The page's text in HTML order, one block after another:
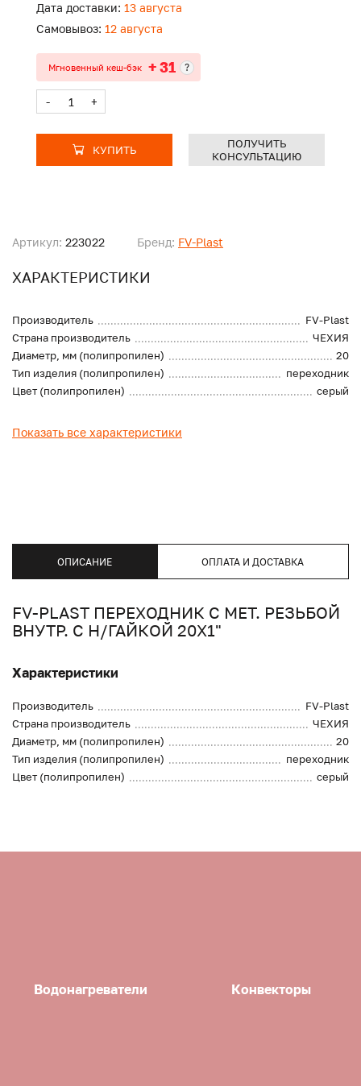
Артикул: 223022 Бренд: FV-Plast
ХАРАКТЕРИСТИКИ
Производитель
FV-Plast
Страна производитель
ЧЕХИЯ
Диаметр, мм (полипропилен)
20
Тип изделия (полипропилен)
переходник
Цвет (полипропилен)
серый
Показать все характеристики
Дата доставки: 13 августа
Самовывоз: 12 августа
Мгновенный кеш-бэк + 31 ?
- +
КУПИТЬ
ПОЛУЧИТЬ
КОНСУЛЬТАЦИЮ
ОПИСАНИЕ ОПЛАТА И ДОСТАВКА
FV-PLAST ПЕРЕХОДНИК С МЕТ. РЕЗЬБОЙ
ВНУТР. С Н/ГАЙКОЙ 20Х1"
Характеристики
Производитель
FV-Plast
Страна производитель
ЧЕХИЯ
Диаметр, мм (полипропилен)
20
Тип изделия (полипропилен)
переходник
Цвет (полипропилен)
серый
Водонагреватели Конвекторы